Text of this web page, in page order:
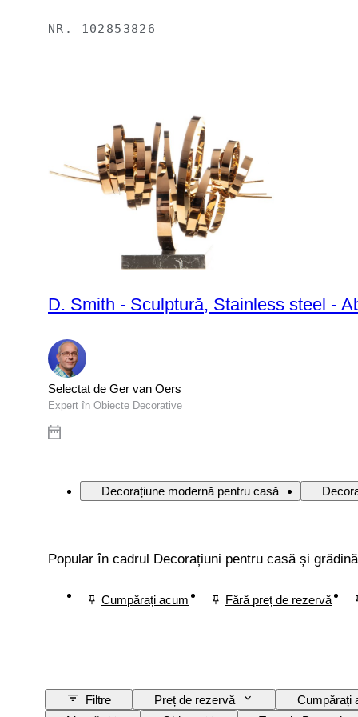
NR. 102853826
D. Smith - Sculptură, Stainless steel -
Selectat de Ger van Oers
Expert în Obiecte Decorative
Decorațiune modernă pentru casă
Popular în cadrul Decorațiuni pentru casă și grădină
Cumpărați acum Fără preț de rezervă
Filtre Preț de rezervă
Cumpărați